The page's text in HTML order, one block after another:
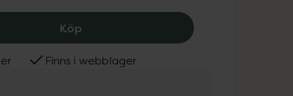
Köp Bausch + Lomb Bloxoto Pain Relief
Finns i webblager